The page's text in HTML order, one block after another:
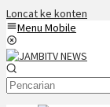
Loncat ke konten
Menu Mobile